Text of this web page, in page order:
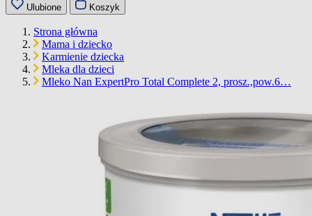
Ulubione Koszyk
Strona główna
Mama i dziecko
Karmienie dziecka
Mleka dla dzieci
Mleko Nan ExpertPro Total Complete 2, prosz.,pow.6…